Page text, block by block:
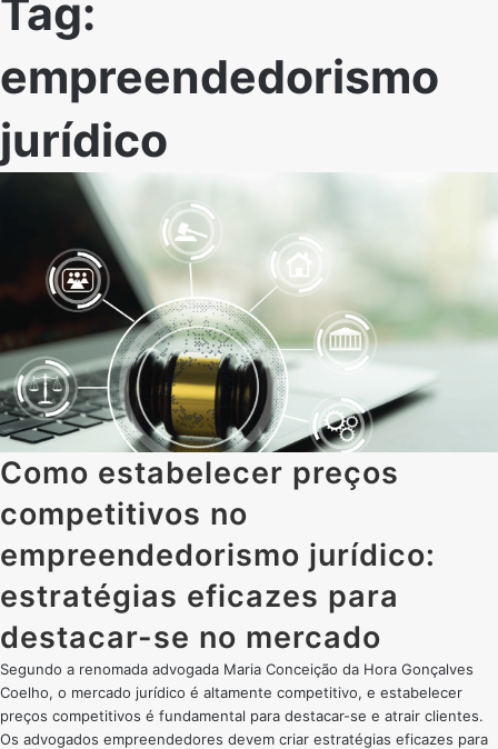
Tag:
empreendedorismo
jurídico
Como estabelecer preços
competitivos no
empreendedorismo jurídico:
estratégias eficazes para
destacar-se no mercado
Segundo a renomada advogada Maria Conceição da Hora Gonçalves
Coelho, o mercado jurídico é altamente competitivo, e estabelecer
preços competitivos é fundamental para destacar-se e atrair clientes.
Os advogados empreendedores devem criar estratégias eficazes para